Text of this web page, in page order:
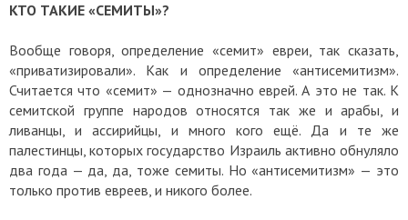
КТО ТАКИЕ «СЕМИТЫ»?
Вообще говоря, определение «семит» евреи, так сказать,
«приватизировали». Как и определение «антисемитизм».
Считается что «семит» — однозначно еврей. А это не так. К
семитской группе народов относятся так же и арабы, и
ливанцы, и ассирийцы, и много кого ещё. Да и те же
палестинцы, которых государство Израиль активно обнуляло
два года — да, да, тоже семиты. Но «антисемитизм» — это
только против евреев, и никого более.